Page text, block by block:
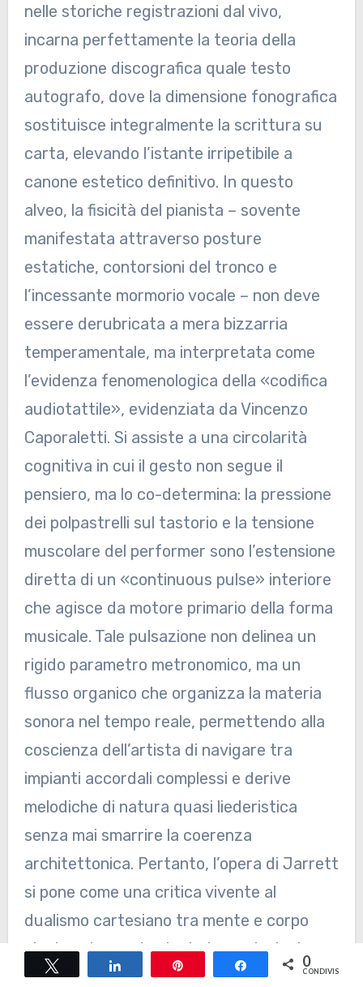
nelle storiche registrazioni dal vivo,
incarna perfettamente la teoria della
produzione discografica quale testo
autografo, dove la dimensione fonografica
sostituisce integralmente la scrittura su
carta, elevando l’istante irripetibile a
canone estetico definitivo. In questo
alveo, la fisicità del pianista – sovente
manifestata attraverso posture
estatiche, contorsioni del tronco e
l’incessante mormorio vocale – non deve
essere derubricata a mera bizzarria
temperamentale, ma interpretata come
l’evidenza fenomenologica della «codifica
audiotattile», evidenziata da Vincenzo
Caporaletti. Si assiste a una circolarità
cognitiva in cui il gesto non segue il
pensiero, ma lo co-determina: la pressione
dei polpastrelli sul tastorio e la tensione
muscolare del performer sono l’estensione
diretta di un «continuous pulse» interiore
che agisce da motore primario della forma
musicale. Tale pulsazione non delinea un
rigido parametro metronomico, ma un
flusso organico che organizza la materia
sonora nel tempo reale, permettendo alla
coscienza dell’artista di navigare tra
impianti accordali complessi e derive
melodiche di natura quasi liederistica
senza mai smarrire la coerenza
architettonica. Pertanto, l’opera di Jarrett
si pone come una critica vivente al
dualismo cartesiano tra mente e corpo
che ha a lungo dominato la musicologia
occidentale. Nella sua estetica, il suono
Share 0
CONDIVISIONI